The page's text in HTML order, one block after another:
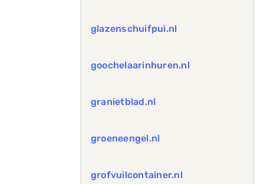
glazenschuifpui.nl
goochelaarinhuren.nl
granietblad.nl
groeneengel.nl
grofvuilcontainer.nl